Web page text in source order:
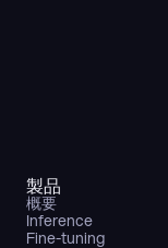
製品
概要
Inference
Fine-tuning